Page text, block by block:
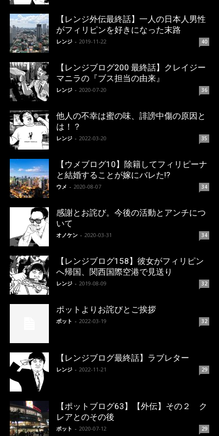
【レンジ外伝最終話】一人の日本人男性
がフィリピンを好きになった末路
レンジ - 2019-11-22 40
【レンジブログ200 最終話】クレイジー
マニラの『ブス担当の由来』
レンジ - 2020-07-20 36
他人の不幸は蜜の味、誹謗中傷の原因と
は！？
レンジ - 2022-03-20 35
【ウメブログ10】除籍してフィリピーナ
と結婚することが嫁にバレた!?
ウメ - 2020-08-07 34
感謝とお詫び。今後の活動とアンチにつ
いて
オノケン - 2020-03-31 34
【レンジブログ158】彼女がフィリピン
へ帰国、関西国際空港で見送り
レンジ - 2019-08-09 32
ポットよりお詫びとご挨拶
ポット - 2022-03-19 32
【レンジブログ最終話】ラブレター
レンジ - 2022-11-21 29
【ポットブログ63】【外伝】その２ ク
レアとのその後
ポット - 2020-07-12 29